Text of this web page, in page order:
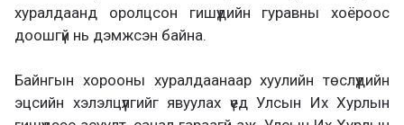
хуралдаанд оролцсон гишүүдийн гуравны хоёроос
доошгүй нь дэмжсэн байна.
Байнгын хорооны хуралдаанаар хуулийн төслүүдийн
эцсийн хэлэлцүүлгийг явуулах үед Улсын Их Хурлын